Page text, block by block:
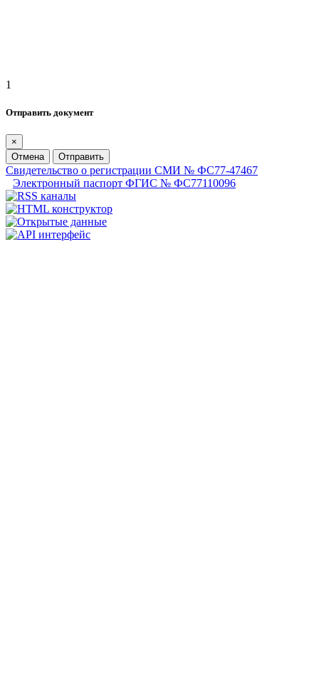
1
Отправить документ
×
Отмена
Отправить
Свидетельство о регистрации СМИ № ФС77-47467
Электронный паспорт ФГИС № ФС77110096